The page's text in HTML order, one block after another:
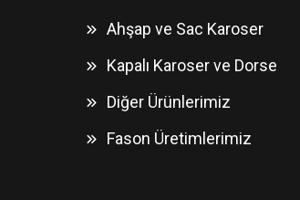
Ahşap ve Sac Karoser
Kapalı Karoser ve Dorse
Diğer Ürünlerimiz
Fason Üretimlerimiz